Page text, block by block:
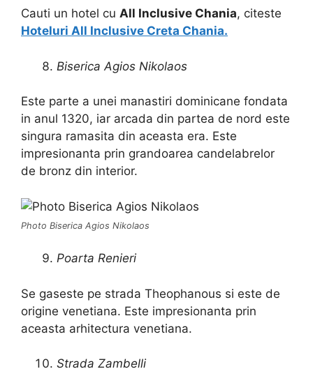
Cauti un hotel cu All Inclusive Chania, citeste
Hoteluri All Inclusive Creta Chania.
Biserica Agios Nikolaos
Este parte a unei manastiri dominicane fondata
in anul 1320, iar arcada din partea de nord este
singura ramasita din aceasta era. Este
impresionanta prin grandoarea candelabrelor
de bronz din interior.
Photo Biserica Agios Nikolaos
Poarta Renieri
Se gaseste pe strada Theophanous si este de
origine venetiana. Este impresionanta prin
aceasta arhitectura venetiana.
Strada Zambelli